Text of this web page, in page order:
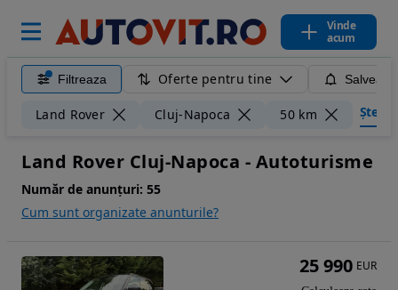
Vinde
acum
Filtreaza Oferte pentru tine
Land Rover Cluj-Napoca 50 km
Land Rover Cluj-Napoca - Autoturisme
Număr de anunțuri: 55
Cum sunt organizate anunturile?
25 990 EUR